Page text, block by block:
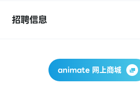
招聘信息
animate 网上商城